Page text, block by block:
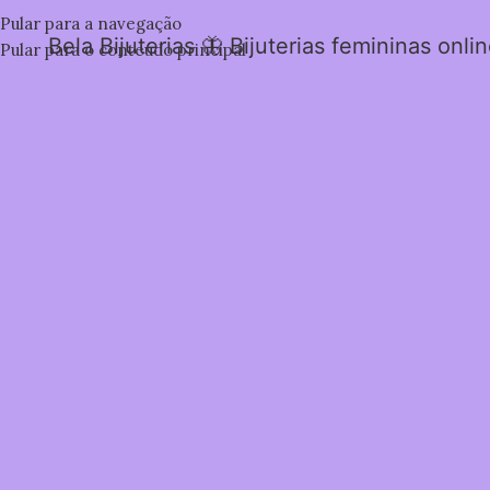
Pular para a navegação
Pular para o conteúdo principal
Bela Bijuterias 🦋 Bijuterias femininas